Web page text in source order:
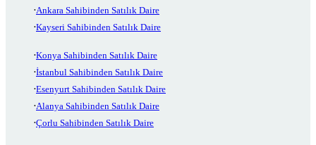
Ankara Sahibinden Satılık Daire
Kayseri Sahibinden Satılık Daire
Konya Sahibinden Satılık Daire
İstanbul Sahibinden Satılık Daire
Esenyurt Sahibinden Satılık Daire
Alanya Sahibinden Satılık Daire
Çorlu Sahibinden Satılık Daire